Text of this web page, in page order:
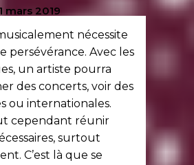
mars 2019
nécessite
persévérance. Avec les
un artiste pourra
des concerts, voir des
ou internationales.
cependant réunir
surtout
C’est là que se